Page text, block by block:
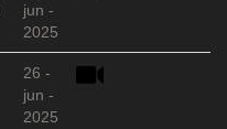
jun -
2025
26 -
jun -
2025